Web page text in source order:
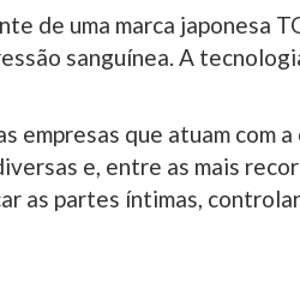
de uma marca japonesa
sanguínea. A
empresas que atuam com
e, entre as mais
as partes íntimas,